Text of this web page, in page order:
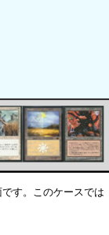
す。このケースで